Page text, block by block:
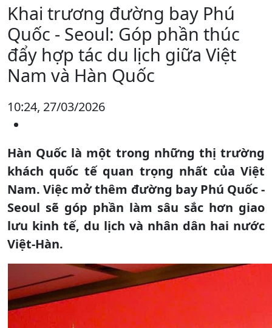
Khai trương đường bay Phú
Quốc - Seoul: Góp phần thúc
đẩy hợp tác du lịch giữa Việt
Nam và Hàn Quốc
10:24, 27/03/2026
Hàn Quốc là một trong những thị trường
khách quốc tế quan trọng nhất của Việt
Nam. Việc mở thêm đường bay Phú Quốc -
Seoul sẽ góp phần làm sâu sắc hơn giao
lưu kinh tế, du lịch và nhân dân hai nước
Việt-Hàn.